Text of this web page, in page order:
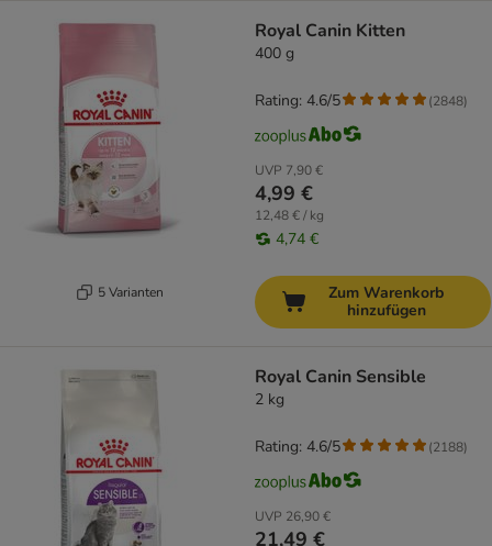
5 Varianten
Royal Canin Kitten
400 g
UVP 7,90 €
4,99 €
12,48 € / kg
4,74 €
Rating: 4.6/5 (2848)
Zum Warenkorb
hinzufügen
Royal Canin Sensible
2 kg
UVP 26,90 €
21,49 €
Rating: 4.6/5 (2188)